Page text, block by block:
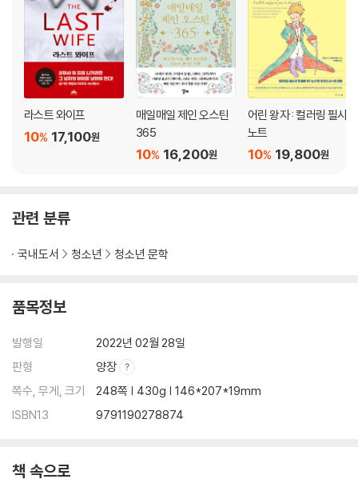
라스트 와이프
17,100원
10%
매일매일 제인 오스틴
365
16,200원
10%
어린 왕자 : 컬러링 필사
노트
19,800원
10%
관련 분류
국내도서 청소년 청소년 문학
품목정보
발행일
2022년 02월 28일
판형
양장
쪽수, 무게, 크기
248쪽 | 430g | 146*207*19mm
ISBN13
9791190278874
책 속으로